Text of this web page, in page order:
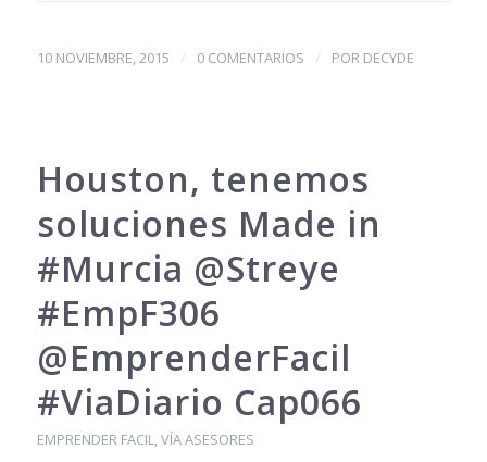
10 NOVIEMBRE, 2015 / 0 COMENTARIOS / POR DECYDE
Houston, tenemos
soluciones Made in
#Murcia @Streye
#EmpF306
@EmprenderFacil
#ViaDiario Cap066
EMPRENDER FACIL,VÍA ASESORES